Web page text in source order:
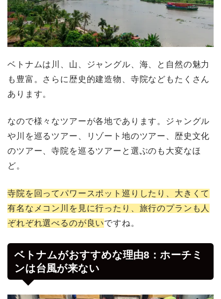
ベトナムは川、山、ジャングル、海、と自然の魅力
も豊富。さらに歴史的建造物、寺院などもたくさん
あります。
なので様々なツアーが各地であります。ジャングル
や川を巡るツアー、リゾート地のツアー、歴史文化
のツアー、寺院を巡るツアーと選ぶのも大変なほ
ど。
寺院を回ってパワースポット巡りしたり、大きくて
有名なメコン川を見に行ったり、旅行のプランも人
ぞれぞれ選べるのが良いですね。
ベトナムがおすすめな理由8：ホーチミ
ンは台風が来ない